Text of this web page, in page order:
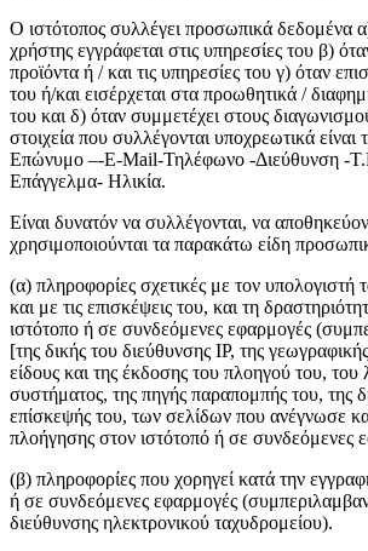
Ο ιστότοπος συλλέγει προσωπικά δεδομένα
χρήστης εγγράφεται στις υπηρεσίες του β)
προϊόντα ή / και τις υπηρεσίες του γ) όταν
του ή/και εισέρχεται στα προωθητικά /
του και δ) όταν συμμετέχει στους
στοιχεία που συλλέγονται υποχρεωτικά
Επώνυμο –-Ε-Mail-Τηλέφωνο -Διεύθυνση -
Επάγγελμα- Ηλικία.
Είναι δυνατόν να συλλέγονται, να
χρησιμοποιούνται τα παρακάτω είδη
(α) πληροφορίες σχετικές με τον υπολογιστή
και με τις επισκέψεις του, και τη
ιστότοπο ή σε συνδεόμενες εφαρμογές
[της δικής του διεύθυνσης IP, της
είδους και της έκδοσης του πλοηγού του, του
συστήματος, της πηγής παραπομπής του, της
επίσκεψής του, των σελίδων που ανέγνωσε
πλοήγησης στον ιστότοπό ή σε συνδεόμενες
(β) πληροφορίες που χορηγεί κατά την
ή σε συνδεόμενες εφαρμογές
διεύθυνσης ηλεκτρονικού ταχυδρομείου).